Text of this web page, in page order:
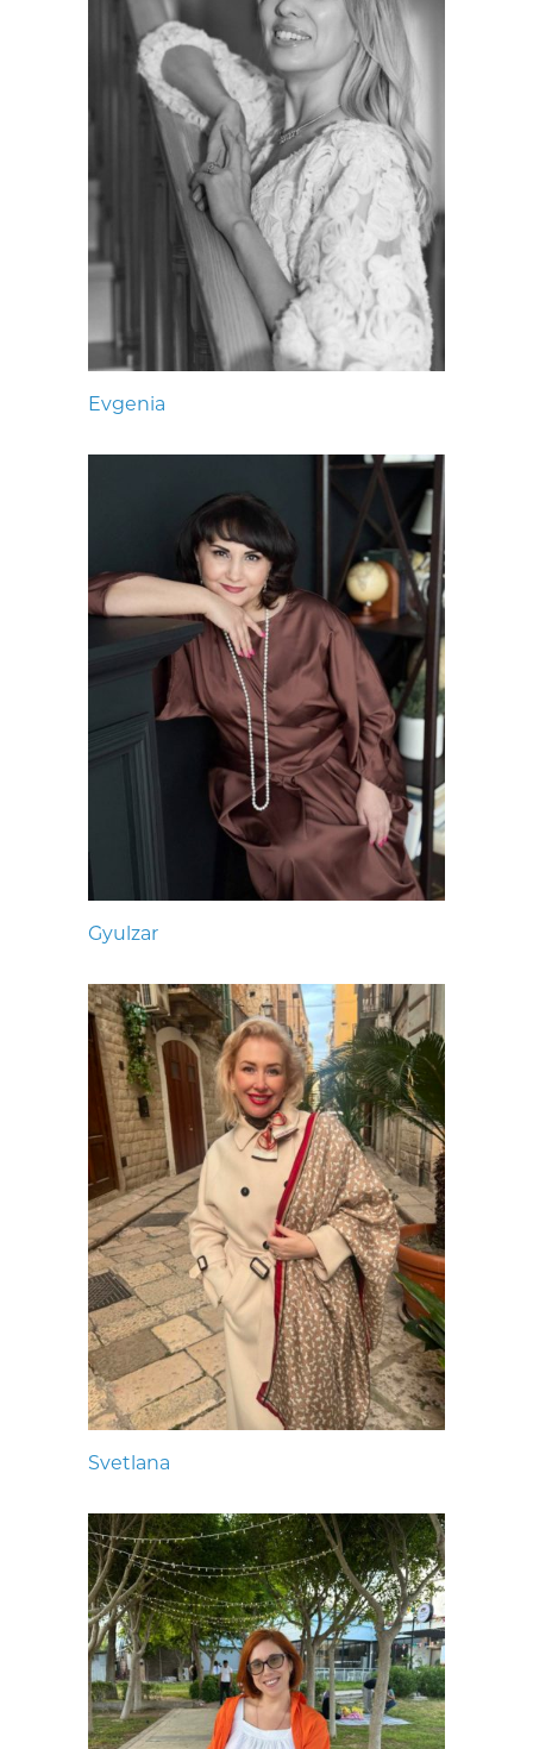
Evgenia
Gyulzar
Svetlana